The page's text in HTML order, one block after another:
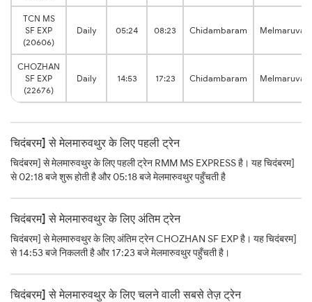
TCN MS
SF EXP
(20606)
Daily 05:24 08:23 Chidambaram
CHOZHAN
SF EXP
(22676)
Daily 14:53 17:23 Chidambaram
चिदंबरम] से मेलमारुवथुर के लिए पहली ट्रेन
चिदंबरम] से मेलमारुवथुर के लिए पहली ट्रेन RMM MS EXPRESS है। यह चिदंबरम]
से 02:18 बजे शुरू होती है और 05:18 बजे मेलमारुवथुर पहुँचती है
चिदंबरम] से मेलमारुवथुर के लिए अंतिम ट्रेन
चिदंबरम] से मेलमारुवथुर के लिए अंतिम ट्रेन CHOZHAN SF EXP है। यह चिदंबरम]
से 14:53 बजे निकलती है और 17:23 बजे मेलमारुवथुर पहुँचती है।
चिदंबरम] से मेलमारुवथुर के लिए चलने वाली सबसे तेज़ ट्रेन